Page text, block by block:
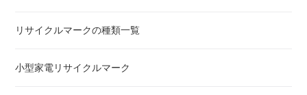
リサイクルマークの種類一覧
小型家電リサイクルマーク